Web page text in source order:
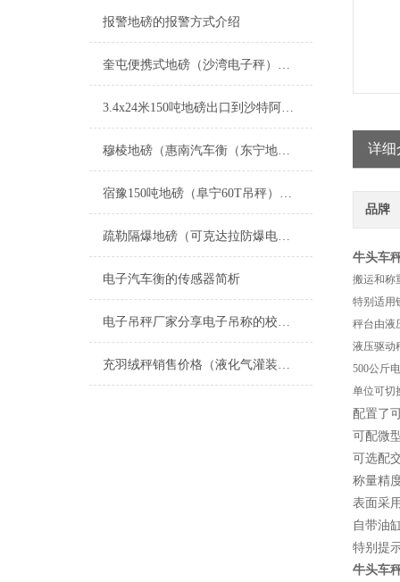
报警地磅的报警方式介绍
奎屯便携式地磅（沙湾电子秤）额敏汽车衡）托里防爆秤维修
3.4x24米150吨地磅出口到沙特阿拉伯价格
穆棱地磅（惠南汽车衡（东宁地磅）周浦汽车衡）林口地磅维修
宿豫150吨地磅（阜宁60T吊秤）新北汽车磅秤）宿迁100T汽车衡维修
疏勒隔爆地磅（可克达拉防爆电子天平）阿图什透析轮椅秤维修
电子汽车衡的传感器简析
电子吊秤厂家分享电子吊称的校正方法
充羽绒秤销售价格（液化气灌装秤生产厂家
详细
品牌
牛头车
搬运和称
特别适用
秤台由液
液压驱动
500公斤
单位可切
配置了
可配微
可选配
称量精
表面采
自带油
特别提
牛头车